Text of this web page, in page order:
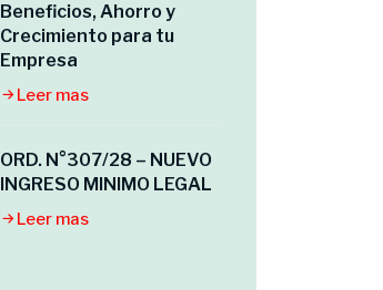
Beneficios, Ahorro y
Crecimiento para tu
Empresa
Leer mas
ORD. N°307/28 – NUEVO
INGRESO MINIMO LEGAL
Leer mas